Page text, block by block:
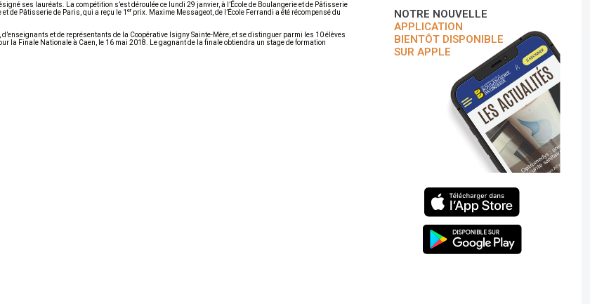
ses lauréats. La compétition s’est déroulée ce lundi 29 janvier, à l’École de Boulangerie et de Pâtisserie
de Pâtisserie de Paris, qui a reçu le 1 er prix. Maxime Messageot, de l’École Ferrandi a été récompensé du
et de représentants de la Coopérative Isigny Sainte-Mère, et se distinguer parmi les 10 élèves
la Finale Nationale à Caen, le 16 mai 2018. Le gagnant de la finale obtiendra un stage de formation
NOTRE NOUVELLE
APPLICATION
BIENTÔT DISPONIBLE
SUR APPLE